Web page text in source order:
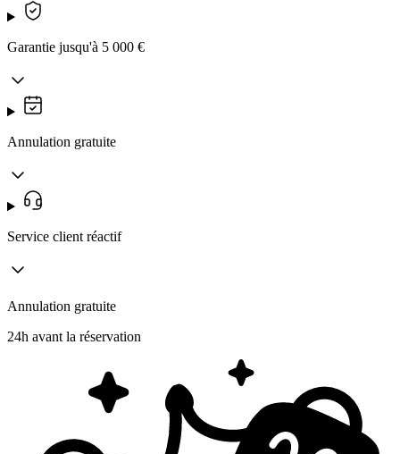
Garantie jusqu'à 5 000 €
Annulation gratuite
Service client réactif
Annulation gratuite
24h avant la réservation